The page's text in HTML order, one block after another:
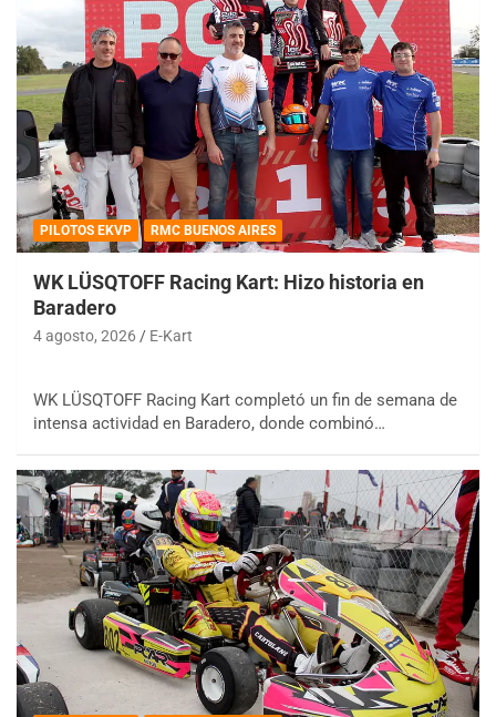
PILOTOS EKVP RMC BUENOS AIRES
WK LÜSQTOFF Racing Kart: Hizo historia en
Baradero
4 agosto, 2026 E-Kart
WK LÜSQTOFF Racing Kart completó un fin de semana de
intensa actividad en Baradero, donde combinó…